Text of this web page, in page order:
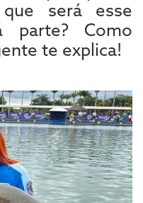
será esse
parte? Como
te explica!